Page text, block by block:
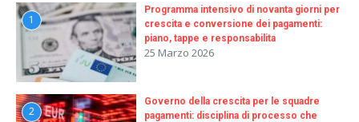
1
Programma intensivo di novanta giorni per
crescita e conversione dei pagamenti:
piano, tappe e responsabilita
25 Marzo 2026
2
Governo della crescita per le squadre
pagamenti: disciplina di processo che